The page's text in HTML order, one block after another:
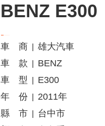
BENZ E300
車 商
雄大汽車
車 款
BENZ
車 型
E300
年 份
2011年
縣 市
台中市